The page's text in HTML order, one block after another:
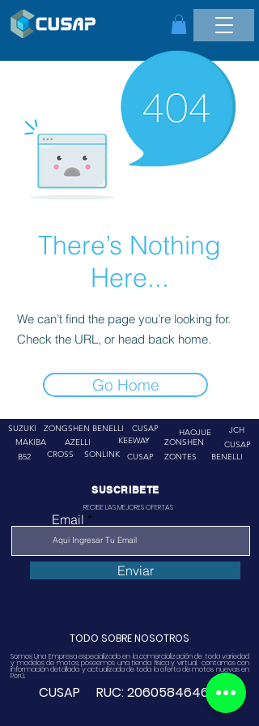
There’s Nothing
Here...
We can’t find the page you’re looking for.
Check the URL, or head back home.
Go Home
SUZUKI
ZONGSHEN
MAKIBA
AZELLI
BENELLI
CUSAP
KEEWAY
B52
CROSS SONLINK CUSAP
HAOJUE
JCH
ZONSHEN
ZONTES
CUSAP
BENELLI
SUSCRIBETE
RECIBE LAS MEJORES OFERTAS
Email
Enviar
TODO SOBRE NOSOTROS
Somos Una Empresa especializado en la comercialización de toda variedad
y modelos de motos, poseemos una tienda física y virtual. contamos con
información detallada y actualizada de toda la oferta de motos nuevas en
Perú.
CUSAP RUC:20605846468